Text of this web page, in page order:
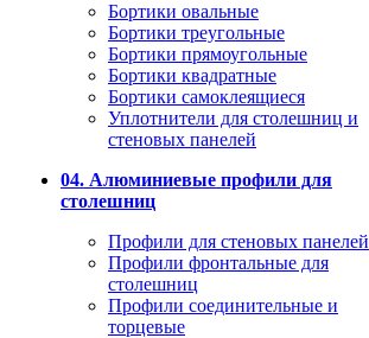
Бортики овальные
Бортики треугольные
Бортики прямоугольные
Бортики квадратные
Бортики самоклеящиеся
Уплотнители для столешниц и
стеновых панелей
04. Алюминиевые профили для
столешниц
Профили для стеновых панелей
Профили фронтальные для
столешниц
Профили соединительные и
торцевые